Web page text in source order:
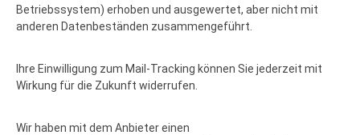
Betriebssystem) erhoben und ausgewertet, aber nicht mit
anderen Datenbeständen zusammengeführt.
Ihre Einwilligung zum Mail-Tracking können Sie jederzeit mit
Wirkung für die Zukunft widerrufen.
Wir haben mit dem Anbieter einen